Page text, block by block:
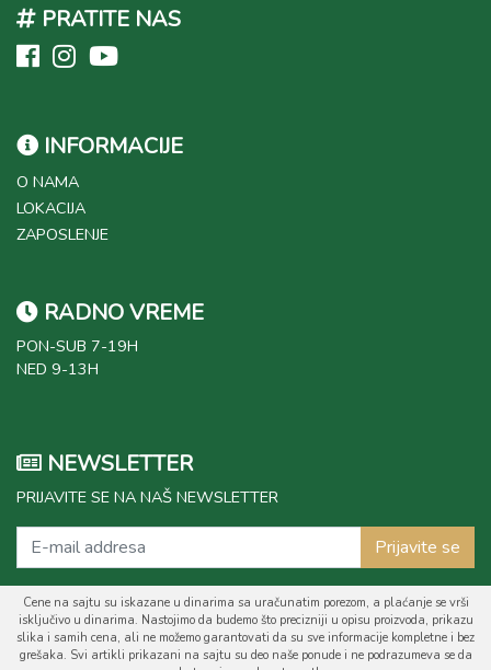
PRATITE NAS
INFORMACIJE
O NAMA
LOKACIJA
ZAPOSLENJE
RADNO VREME
PON-SUB 7-19H
NED 9-13H
NEWSLETTER
PRIJAVITE SE NA NAŠ NEWSLETTER
Prijavite se
Cene na sajtu su iskazane u dinarima sa uračunatim porezom, a plaćanje se vrši
isključivo u dinarima. Nastojimo da budemo što precizniji u opisu proizvoda, prikazu
slika i samih cena, ali ne možemo garantovati da su sve informacije kompletne i bez
grešaka. Svi artikli prikazani na sajtu su deo naše ponude i ne podrazumeva se da